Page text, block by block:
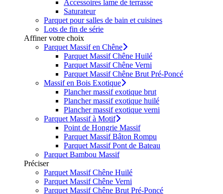
Accessoires lame de terrasse
Saturateur
Parquet pour salles de bain et cuisines
Lots de fin de série
Affiner votre choix
Parquet Massif en Chêne
Parquet Massif Chêne Huilé
Parquet Massif Chêne Verni
Parquet Massif Chêne Brut Pré-Poncé
Massif en Bois Exotique
Plancher massif exotique brut
Plancher massif exotique huilé
Plancher massif exotique verni
Parquet Massif à Motif
Point de Hongrie Massif
Parquet Massif Bâton Rompu
Parquet Massif Pont de Bateau
Parquet Bambou Massif
Préciser
Parquet Massif Chêne Huilé
Parquet Massif Chêne Verni
Parquet Massif Chêne Brut Pré-Poncé